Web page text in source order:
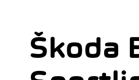
Škoda